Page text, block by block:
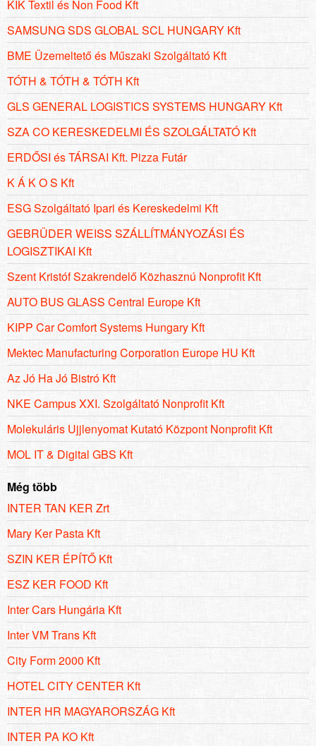
KIK Textil és Non Food Kft
SAMSUNG SDS GLOBAL SCL HUNGARY Kft
BME Üzemeltető és Műszaki Szolgáltató Kft
TÓTH & TÓTH & TÓTH Kft
GLS GENERAL LOGISTICS SYSTEMS HUNGARY Kft
SZA CO KERESKEDELMI ÉS SZOLGÁLTATÓ Kft
ERDŐSI és TÁRSAI Kft. Pizza Futár
K Á K O S Kft
ESG Szolgáltató Ipari és Kereskedelmi Kft
GEBRÜDER WEISS SZÁLLÍTMÁNYOZÁSI ÉS
LOGISZTIKAI Kft
Szent Kristóf Szakrendelő Közhasznú Nonprofit Kft
AUTO BUS GLASS Central Europe Kft
KIPP Car Comfort Systems Hungary Kft
Mektec Manufacturing Corporation Europe HU Kft
Az Jó Ha Jó Bistró Kft
NKE Campus XXI. Szolgáltató Nonprofit Kft
Molekuláris Ujjlenyomat Kutató Központ Nonprofit Kft
MOL IT & Digital GBS Kft
Még több
INTER TAN KER Zrt
Mary Ker Pasta Kft
SZIN KER ÉPÍTŐ Kft
ESZ KER FOOD Kft
Inter Cars Hungária Kft
Inter VM Trans Kft
City Form 2000 Kft
HOTEL CITY CENTER Kft
INTER HR MAGYARORSZÁG Kft
INTER PA KO Kft